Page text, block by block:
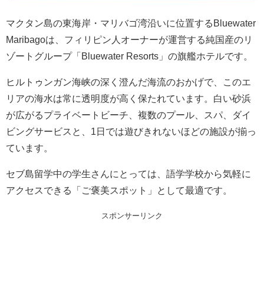
マクタン島の東海岸・マリバゴ湾沿いに位置するBluewater
Maribagoは、フィリピン人オーナーが運営する純国産のリ
ゾートグループ「Bluewater Resorts」の旗艦ホテルです。
ヒルトゥンガン海峡の深く澄んだ海流のおかげで、このエ
リアの海水は常に透明度が高く保たれています。白い砂浜
が広がるプライベートビーチ、複数のプール、スパ、ダイ
ビングサービスと、1日では遊びきれないほどの施設が揃っ
ています。
セブ島留学中の学生さんにとっては、語学学校から気軽に
アクセスできる「ご褒美スポット」として最適です。
スポンサーリンク